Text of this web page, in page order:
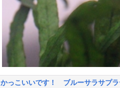
かっこいいです！ ブルーサラサプ